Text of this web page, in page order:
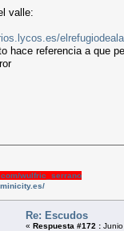
valle:
hace referencia a que
Re: Escudos
« Respuesta #172 :